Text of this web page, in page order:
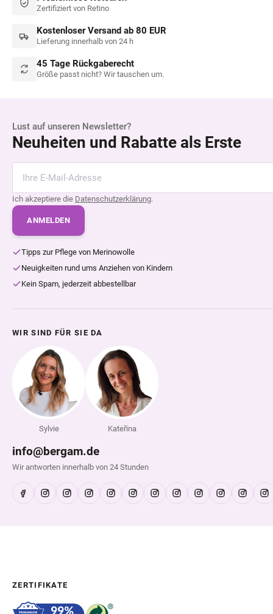
Zertifiziert von Retino
Kostenloser Versand ab 80 EUR
Lieferung innerhalb von 24 h
45 Tage Rückgaberecht
Größe passt nicht? Wir tauschen um.
Lust auf unseren Newsletter?
Neuheiten und Rabatte als Erste
Ich akzeptiere die Datenschutzerklärung.
ANMELDEN
Tipps zur Pflege von Merinowolle
Neuigkeiten rund ums Anziehen von Kindern
Kein Spam, jederzeit abbestellbar
WIR SIND FÜR SIE DA
Sylvie Kateřina
info@bergam.de
Wir antworten innerhalb von 24 Stunden
ZERTIFIKATE